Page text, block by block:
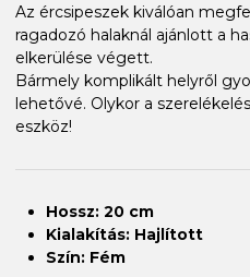
Az ércsipeszek kiválóan
ragadozó halaknál ajánlott a
elkerülése végett.
Bármely komplikált helyről
lehetővé. Olykor a
eszköz!
Hossz: 20 cm
Kialakítás: Hajlított
Szín: Fém